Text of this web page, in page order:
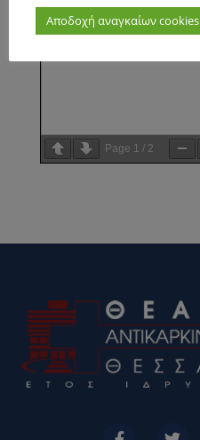
Page 1 / 2
Αποδοχή αναγκαίων cookies